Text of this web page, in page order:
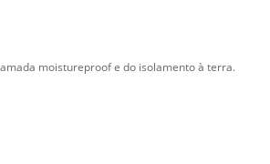
moistureproof e do isolamento à terra.